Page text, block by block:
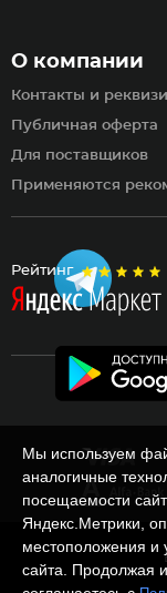
Рейтинг
О компании
Контакты и
Публичная оферта
Для поставщиков
Применяются
Мы используем
аналогичные
посещаемости
Яндекс.Метрики,
местоположения и
сайта. Продолжая